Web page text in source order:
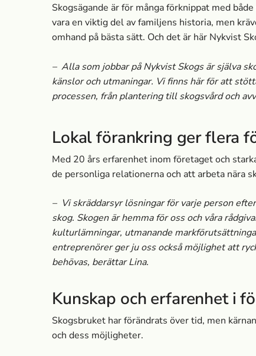
Skogsägande är för många förknippat med
vara en viktig del av familjens historia, men
omhand på bästa sätt. Och det är här Nykvist
– Alla som jobbar på Nykvist Skogs är själva
känslor och utmaningar. Vi finns här för att
processen, från plantering till skogsvård och
Lokal förankring ger flera
Med 20 års erfarenhet inom företaget och
de personliga relationerna och att arbeta nära
– Vi skräddarsyr lösningar för varje person
skog. Skogen är hemma för oss och våra
kulturlämningar, utmanande
entreprenörer ger ju oss också möjlighet att
behövas, berättar Lina.
Kunskap och erfarenhet i
Skogsbruket har förändrats över tid, men
och dess möjligheter.